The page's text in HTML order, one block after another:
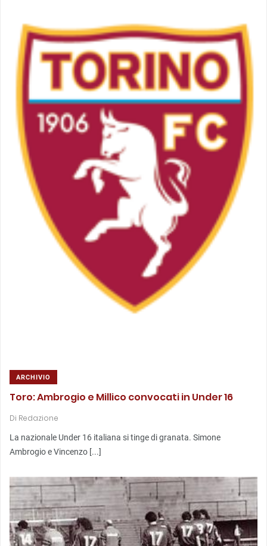
ARCHIVIO
Toro: Ambrogio e Millico convocati in Under 16
Di Redazione
La nazionale Under 16 italiana si tinge di granata. Simone
Ambrogio e Vincenzo [...]